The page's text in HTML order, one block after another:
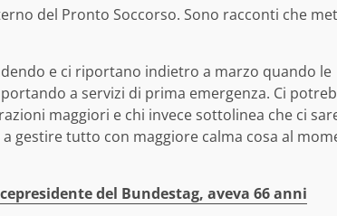
del Pronto Soccorso. Sono racconti che
e ci riportano indietro a marzo quando le
a servizi di prima emergenza. Ci
maggiori e chi invece sottolinea che ci
gestire tutto con maggiore calma cosa al
del Bundestag, aveva 66 anni